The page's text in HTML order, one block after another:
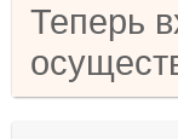
Теперь